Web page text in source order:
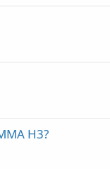
H3?